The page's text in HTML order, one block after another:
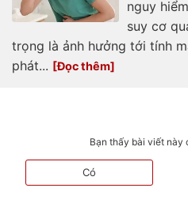
nguy
suy cơ
trọng là ảnh hưởng tới tính
phát...
Bạn thấy bài viết này
Có